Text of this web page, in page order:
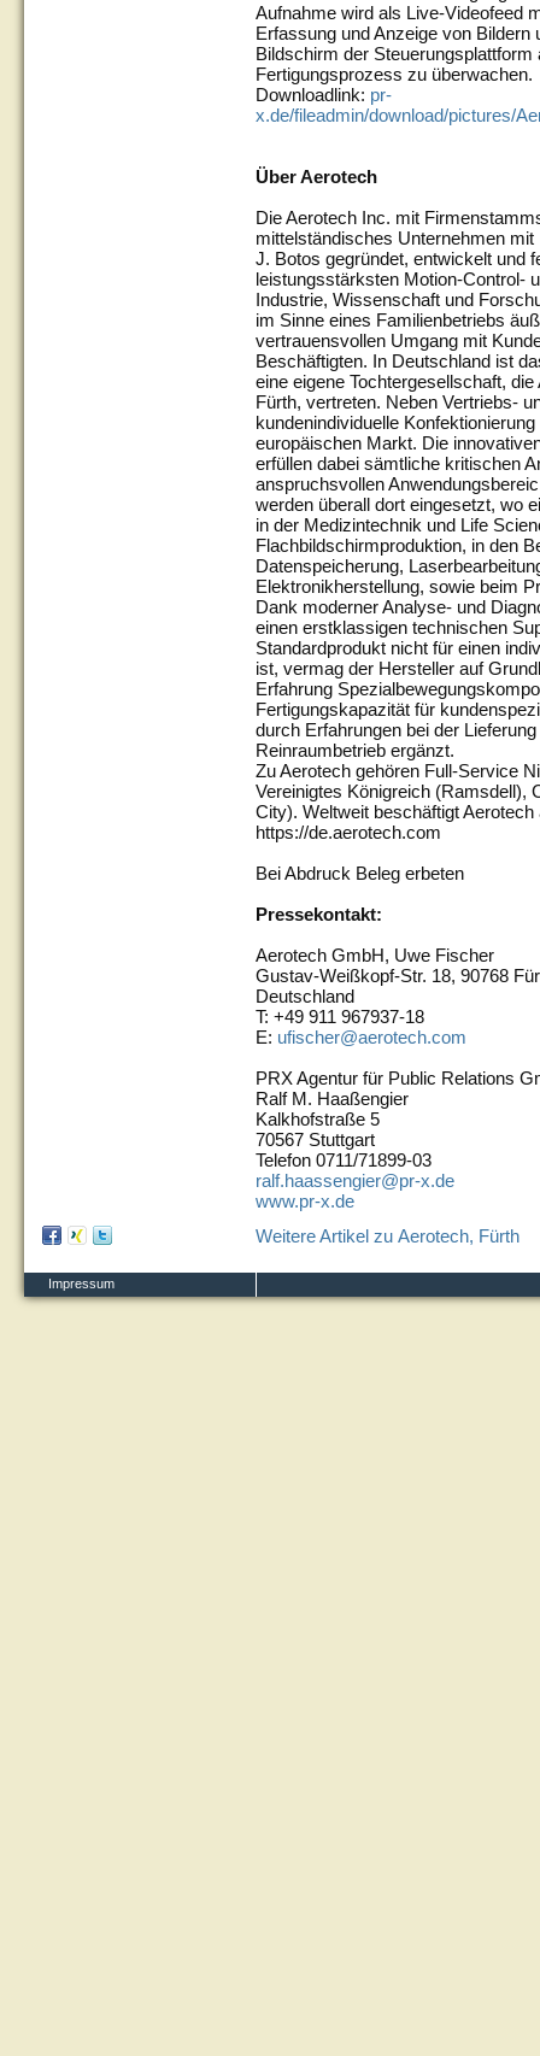
Aufnahme wird als Live-Videofeed
Erfassung und Anzeige von
Bildschirm der Steuerungsplattform
Fertigungsprozess zu überwachen.
Downloadlink: pr-
x.de/fileadmin/download/pictures/
Über Aerotech
Die Aerotech Inc. mit
mittelständisches Unternehmen
J. Botos gegründet, entwickelt und
leistungsstärksten Motion-Control-
Industrie, Wissenschaft und
im Sinne eines Familienbetriebs
vertrauensvollen Umgang mit
Beschäftigten. In Deutschland ist
eine eigene Tochtergesellschaft,
Fürth, vertreten. Neben Vertriebs-
kundenindividuelle
europäischen Markt. Die
erfüllen dabei sämtliche kritischen
anspruchsvollen
werden überall dort eingesetzt, wo
in der Medizintechnik und Life
Flachbildschirmproduktion, in den
Datenspeicherung,
Elektronikherstellung, sowie beim
Dank moderner Analyse- und
einen erstklassigen technischen
Standardprodukt nicht für einen
ist, vermag der Hersteller auf
Erfahrung
Fertigungskapazität für
durch Erfahrungen bei der
Reinraumbetrieb ergänzt.
Zu Aerotech gehören Full-Service
Vereinigtes Königreich (Ramsdell),
City). Weltweit beschäftigt
https://de.aerotech.com
Bei Abdruck Beleg erbeten
Pressekontakt:
Aerotech GmbH, Uwe Fischer
Gustav-Weißkopf-Str. 18, 90768
Deutschland
T: +49 911 967937-18
E: ufischer@aerotech.com
PRX Agentur für Public Relations
Ralf M. Haaßengier
Kalkhofstraße 5
70567 Stuttgart
Telefon 0711/71899-03
ralf.haassengier@pr-x.de
www.pr-x.de
Weitere Artikel zu Aerotech, Fürth
Impressum